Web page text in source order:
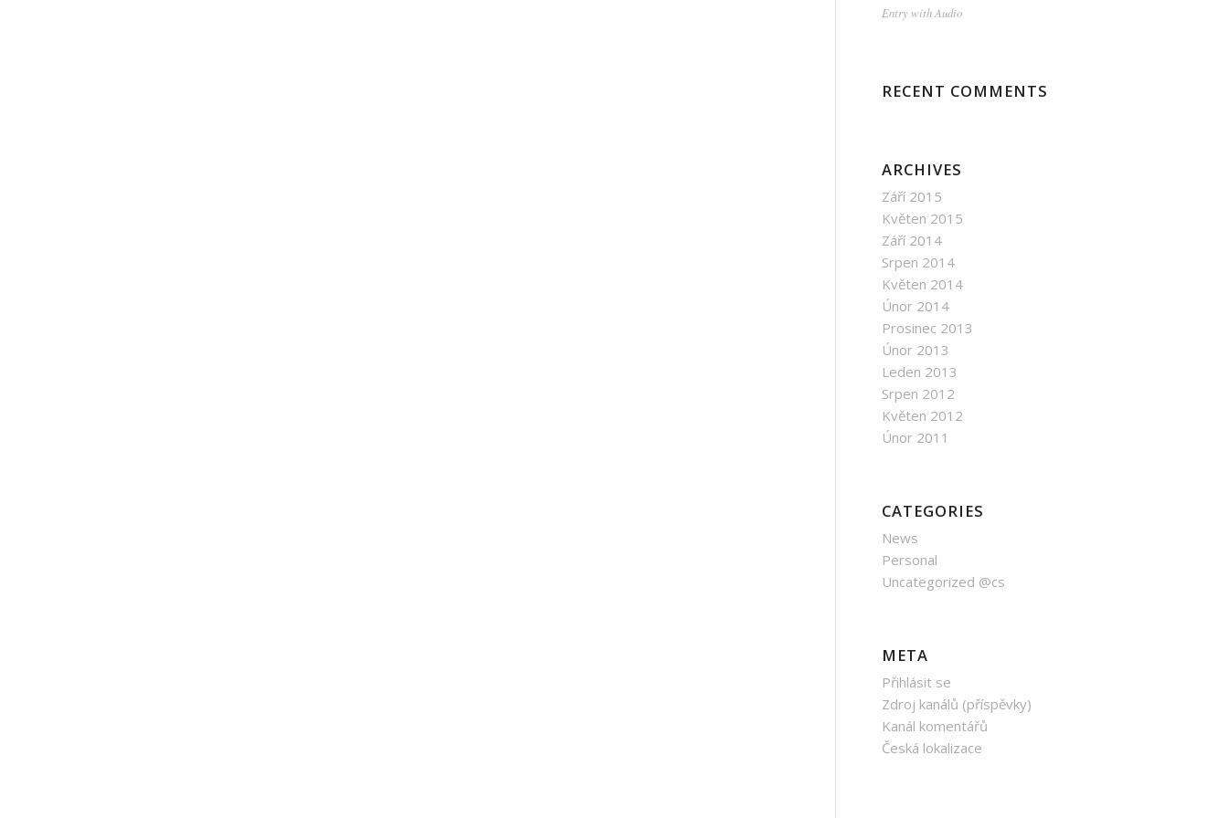
Entry with Audio
RECENT COMMENTS
ARCHIVES
Září 2015
Květen 2015
Září 2014
Srpen 2014
Květen 2014
Únor 2014
Prosinec 2013
Únor 2013
Leden 2013
Srpen 2012
Květen 2012
Únor 2011
CATEGORIES
News
Personal
Uncategorized @cs
META
Přihlásit se
Zdroj kanálů (příspěvky)
Kanál komentářů
Česká lokalizace